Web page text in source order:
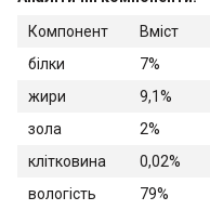
Компонент
Вміст
білки
7%
жири
9,1%
зола
2%
клітковина
0,02%
вологість
79%